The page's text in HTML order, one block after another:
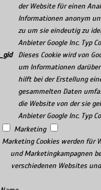
der Website für einen
Informationen anonym
zu um sie eindeutig zu
Anbieter Google Inc. Typ
_gid
Dieses Cookie wird von
um Informationen
hilft bei der Erstellung
gesammelten Daten
die Website von der sie
Anbieter Google Inc. Typ
Marketing
Marketing Cookies werden für
und Marketingkampagnen
verschiedenen Websites